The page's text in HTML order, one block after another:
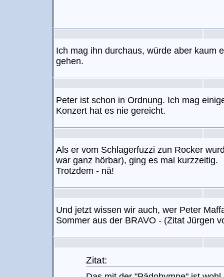
Ich mag ihn durchaus, würde aber kaum
gehen.
Peter ist schon in Ordnung. Ich mag
Konzert hat es nie gereicht.
Als er vom Schlagerfuzzi zun Rocker
war ganz hörbar), ging es mal kurzzeitig.
Trotzdem - nä!
Und jetzt wissen wir auch, wer Peter
Sommer aus der BRAVO - (Zitat Jürgen
Zitat: